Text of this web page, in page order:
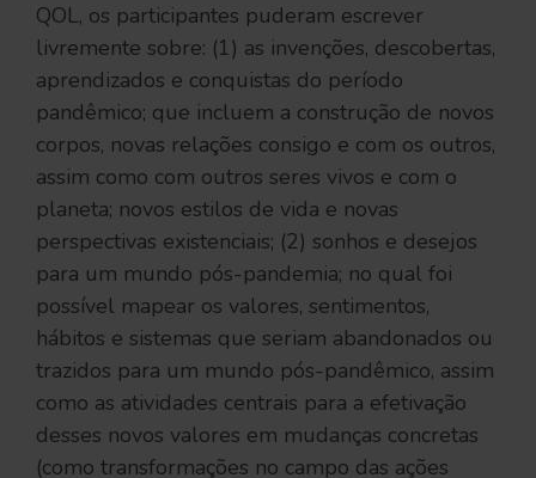
QOL, os participantes puderam escrever
livremente sobre: (1) as invenções, descobertas,
aprendizados e conquistas do período
pandêmico; que incluem a construção de novos
corpos, novas relações consigo e com os outros,
assim como com outros seres vivos e com o
planeta; novos estilos de vida e novas
perspectivas existenciais; (2) sonhos e desejos
para um mundo pós-pandemia; no qual foi
possível mapear os valores, sentimentos,
hábitos e sistemas que seriam abandonados ou
trazidos para um mundo pós-pandêmico, assim
como as atividades centrais para a efetivação
desses novos valores em mudanças concretas
(como transformações no campo das ações